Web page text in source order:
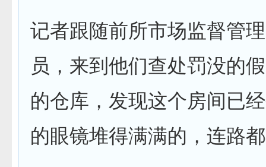
记者跟随前所市场监督管
员，来到他们查处罚没的
的仓库，发现这个房间已
的眼镜堆得满满的，连路